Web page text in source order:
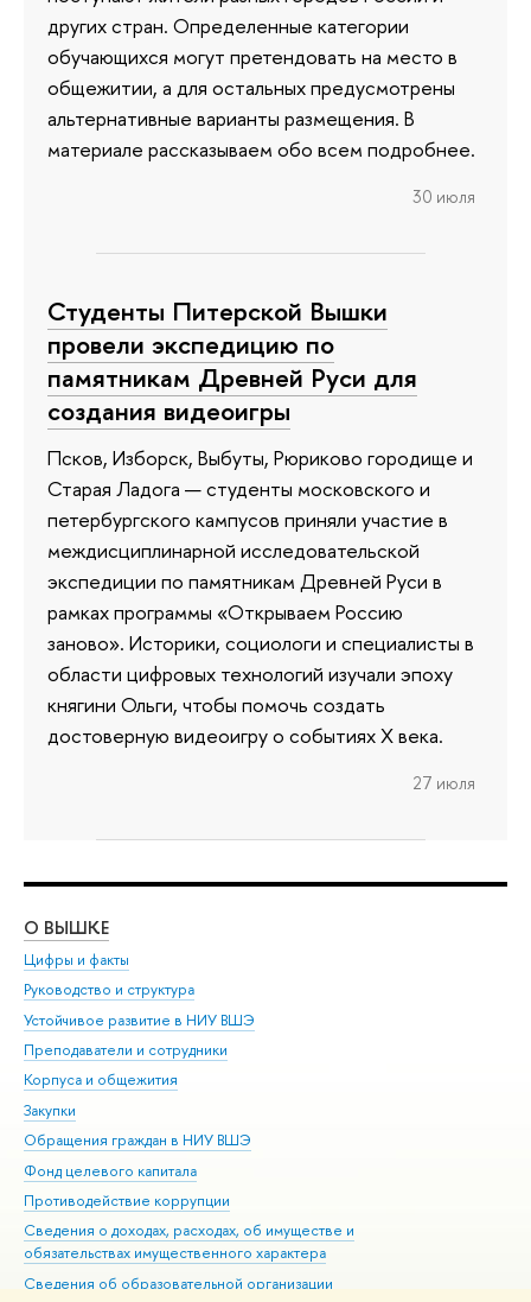
других стран. Определенные категории
обучающихся могут претендовать на место в
общежитии, а для остальных предусмотрены
альтернативные варианты размещения. В
материале рассказываем обо всем подробнее.
30 июля
Студенты Питерской Вышки
провели экспедицию по
памятникам Древней Руси для
создания видеоигры
Псков, Изборск, Выбуты, Рюриково городище и
Старая Ладога — студенты московского и
петербургского кампусов приняли участие в
междисциплинарной исследовательской
экспедиции по памятникам Древней Руси в
рамках программы «Открываем Россию
заново». Историки, социологи и специалисты в
области цифровых технологий изучали эпоху
княгини Ольги, чтобы помочь создать
достоверную видеоигру о событиях X века.
27 июля
О ВЫШКЕ
Цифры и факты
Руководство и структура
Устойчивое развитие в НИУ ВШЭ
Преподаватели и сотрудники
Корпуса и общежития
Закупки
Обращения граждан в НИУ ВШЭ
Фонд целевого капитала
Противодействие коррупции
Сведения о доходах, расходах, об имуществе и
обязательствах имущественного характера
Сведения об образовательной организации